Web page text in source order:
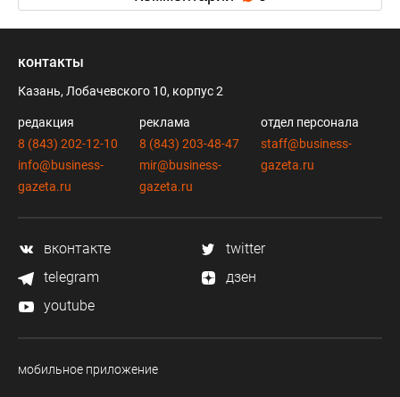
контакты
Казань, Лобачевского 10, корпус 2
редакция
8 (843) 202-12-10
info@business-
gazeta.ru
реклама
8 (843) 203-48-47
mir@business-
gazeta.ru
отдел персонала
staff@business-
gazeta.ru
вконтакте
twitter
telegram
дзен
youtube
мобильное приложение